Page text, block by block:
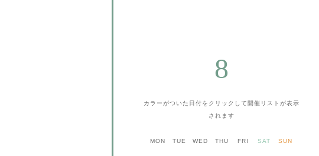
8
カラーがついた日付をクリックして 開催リストが表示
されます
MON TUE WED THU FRI SAT SUN